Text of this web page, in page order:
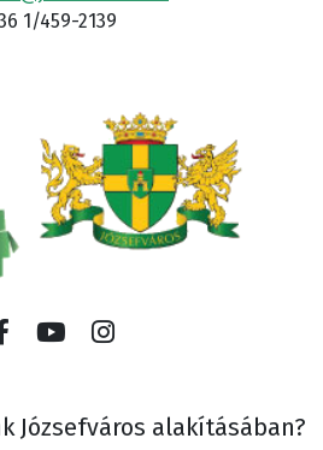
1/459-2139
Józsefváros alakításában?